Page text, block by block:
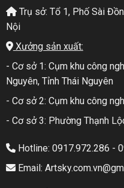
Trụ sở: Tổ 1, Phố Sài
Nội
Xưởng sản xuất:
- Cơ sở 1: Cụm khu công
Nguyên, Tỉnh Thái Nguyên
- Cơ sở 2: Cụm khu công
- Cơ sở 3: Phường Thạnh
Hotline: 0917.972.286 -
Email: